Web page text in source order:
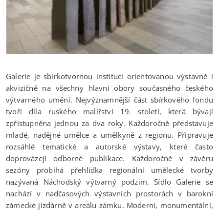
Galerie je sbírkotvornou institucí orientovanou výstavně i
akvizičně na všechny hlavní obory současného českého
výtvarného umění. Nejvýznamnější část sbírkového fondu
tvoří díla ruského malířství 19. století, která bývají
zpřístupněna jednou za dva roky. Každoročně představuje
mladé, nadějné umělce a umělkyně z regionu. Připravuje
rozsáhlé tematické a autorské výstavy, které často
doprovázejí odborné publikace. Každoročně v závěru
sezóny probíhá přehlídka regionální umělecké tvorby
nazývaná Náchodský výtvarný podzim. Sídlo Galerie se
nachází v nadčasových výstavních prostorách v barokní
zámecké jízdárně v areálu zámku. Moderní, monumentální,